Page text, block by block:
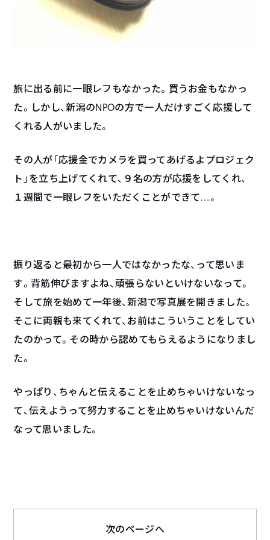
旅に出る前に一眼レフもなかった。買うお金もなかっ
た。しかし、新潟のNPOの方で一人だけすごく応援して
くれる人がいました。
その人が「応援金でカメラを買ってあげるよプロジェク
ト」を立ち上げてくれて、９名の方が応援をしてくれ、
１週間で一眼レフをいただくことができて…。
振り返ると最初から一人ではなかったな、って思いま
す。背筋伸びますよね、頑張らないといけないなって。
そして旅を始めて一年後、新潟で写真展を開きました。
そこに両親も来てくれて、お前はこういうことをしてい
たのかって。その時から認めてもらえるようになりまし
た。
やっぱり、ちゃんと伝えることを止めちゃいけないなっ
て、伝えようって努力することを止めちゃいけないんだ
なって思いました。
次のページへ